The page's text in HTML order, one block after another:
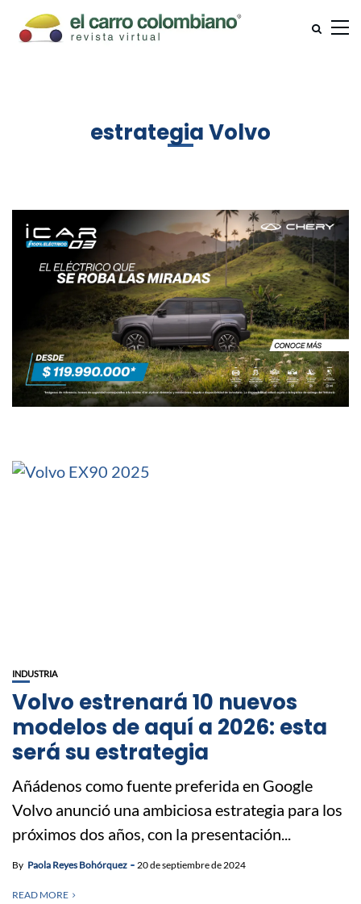
estrategia Volvo
INDUSTRIA
Volvo estrenará 10 nuevos
modelos de aquí a 2026: esta
será su estrategia
Añádenos como fuente preferida en Google
Volvo anunció una ambiciosa estrategia para los
próximos dos años, con la presentación...
By Paola Reyes Bohórquez 20 de septiembre de 2024
READ MORE